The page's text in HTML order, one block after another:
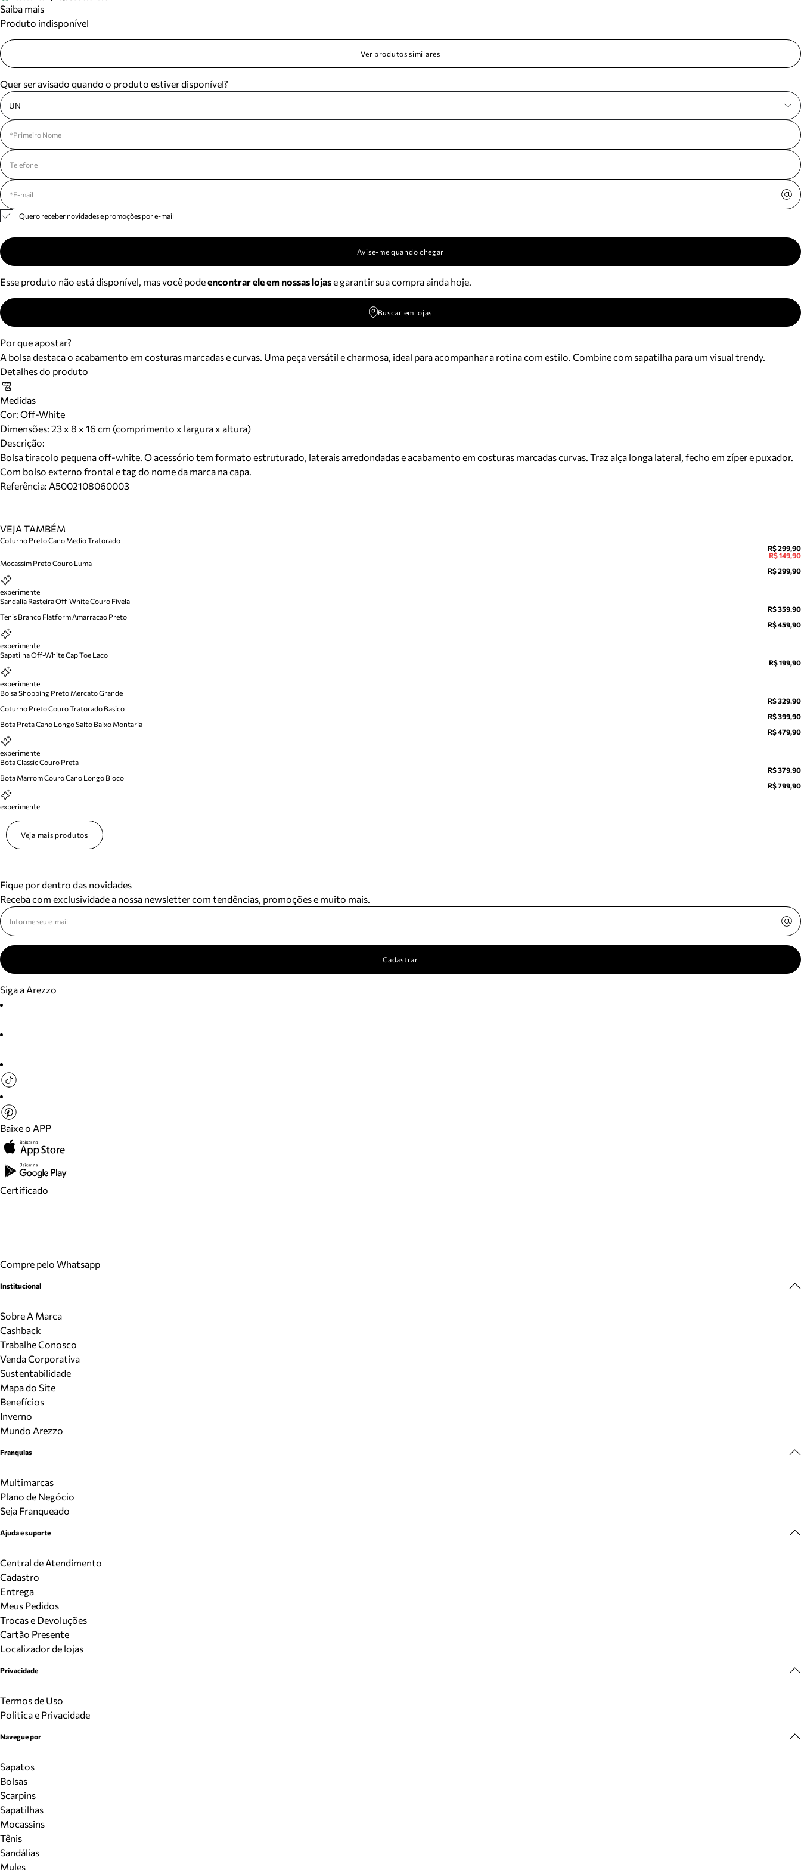
pedidos,
Acompanhe
Saiba mais
Produto indisponível
Ver produtos similares
Quer ser avisado quando o produto estiver disponível?
UN
Quero receber novidades e promoções por e-mail
Avise-me quando chegar
Esse produto não está disponível, mas você podeencontrar ele em nossas lojase garantir sua compra ainda hoje.
Buscar em lojas
Por que apostar?
A bolsa destaca o acabamento em costuras marcadas e curvas. Uma peça versátil e charmosa, ideal para acompanhar a rotina com estilo. Combine com sapatilha para um visual trendy.
Detalhes do produto
Medidas
Cor: Off-White
Dimensões: 23 x 8 x 16 cm (comprimento x largura x altura)
Descrição:
Bolsa tiracolo pequena off-white. O acessório tem formato estruturado, laterais arredondadas e acabamento em costuras marcadas curvas. Traz alça longa lateral, fecho em zíper e puxador.
Com bolso externo frontal e tag do nome da marca na capa.
Referência: A5002108060003
VEJA TAMBÉM
Coturno Preto Cano Medio Tratorado
R$ 299,90
R$ 149,90
Mocassim Preto Couro Luma
R$ 299,90
experimente
Sandalia Rasteira Off-White Couro Fivela
R$ 359,90
Tenis Branco Flatform Amarracao Preto
R$ 459,90
experimente
Sapatilha Off-White Cap Toe Laco
R$ 199,90
experimente
Bolsa Shopping Preto Mercato Grande
R$ 329,90
Coturno Preto Couro Tratorado Basico
R$ 399,90
Bota Preta Cano Longo Salto Baixo Montaria
R$ 479,90
experimente
Bota Classic Couro Preta
R$ 379,90
Bota Marrom Couro Cano Longo Bloco
R$ 799,90
experimente
Veja mais produtos
Fique por dentro das novidades
Receba com exclusividade a nossa newsletter com tendências, promoções e muito mais.
Cadastrar
Siga a Arezzo
Baixe o APP
Certificado
Compre pelo Whatsapp
Institucional
Sobre A Marca
Cashback
Trabalhe Conosco
Venda Corporativa
Sustentabilidade
Mapa do Site
Benefícios
Inverno
Mundo Arezzo
Franquias
Multimarcas
Plano de Negócio
Seja Franqueado
Ajuda e suporte
Central de Atendimento
Cadastro
Entrega
Meus Pedidos
Trocas e Devoluções
Cartão Presente
Localizador de lojas
Privacidade
Termos de Uso
Politica e Privacidade
Navegue por
Sapatos
Bolsas
Scarpins
Sapatilhas
Mocassins
Tênis
Sandálias
Mules